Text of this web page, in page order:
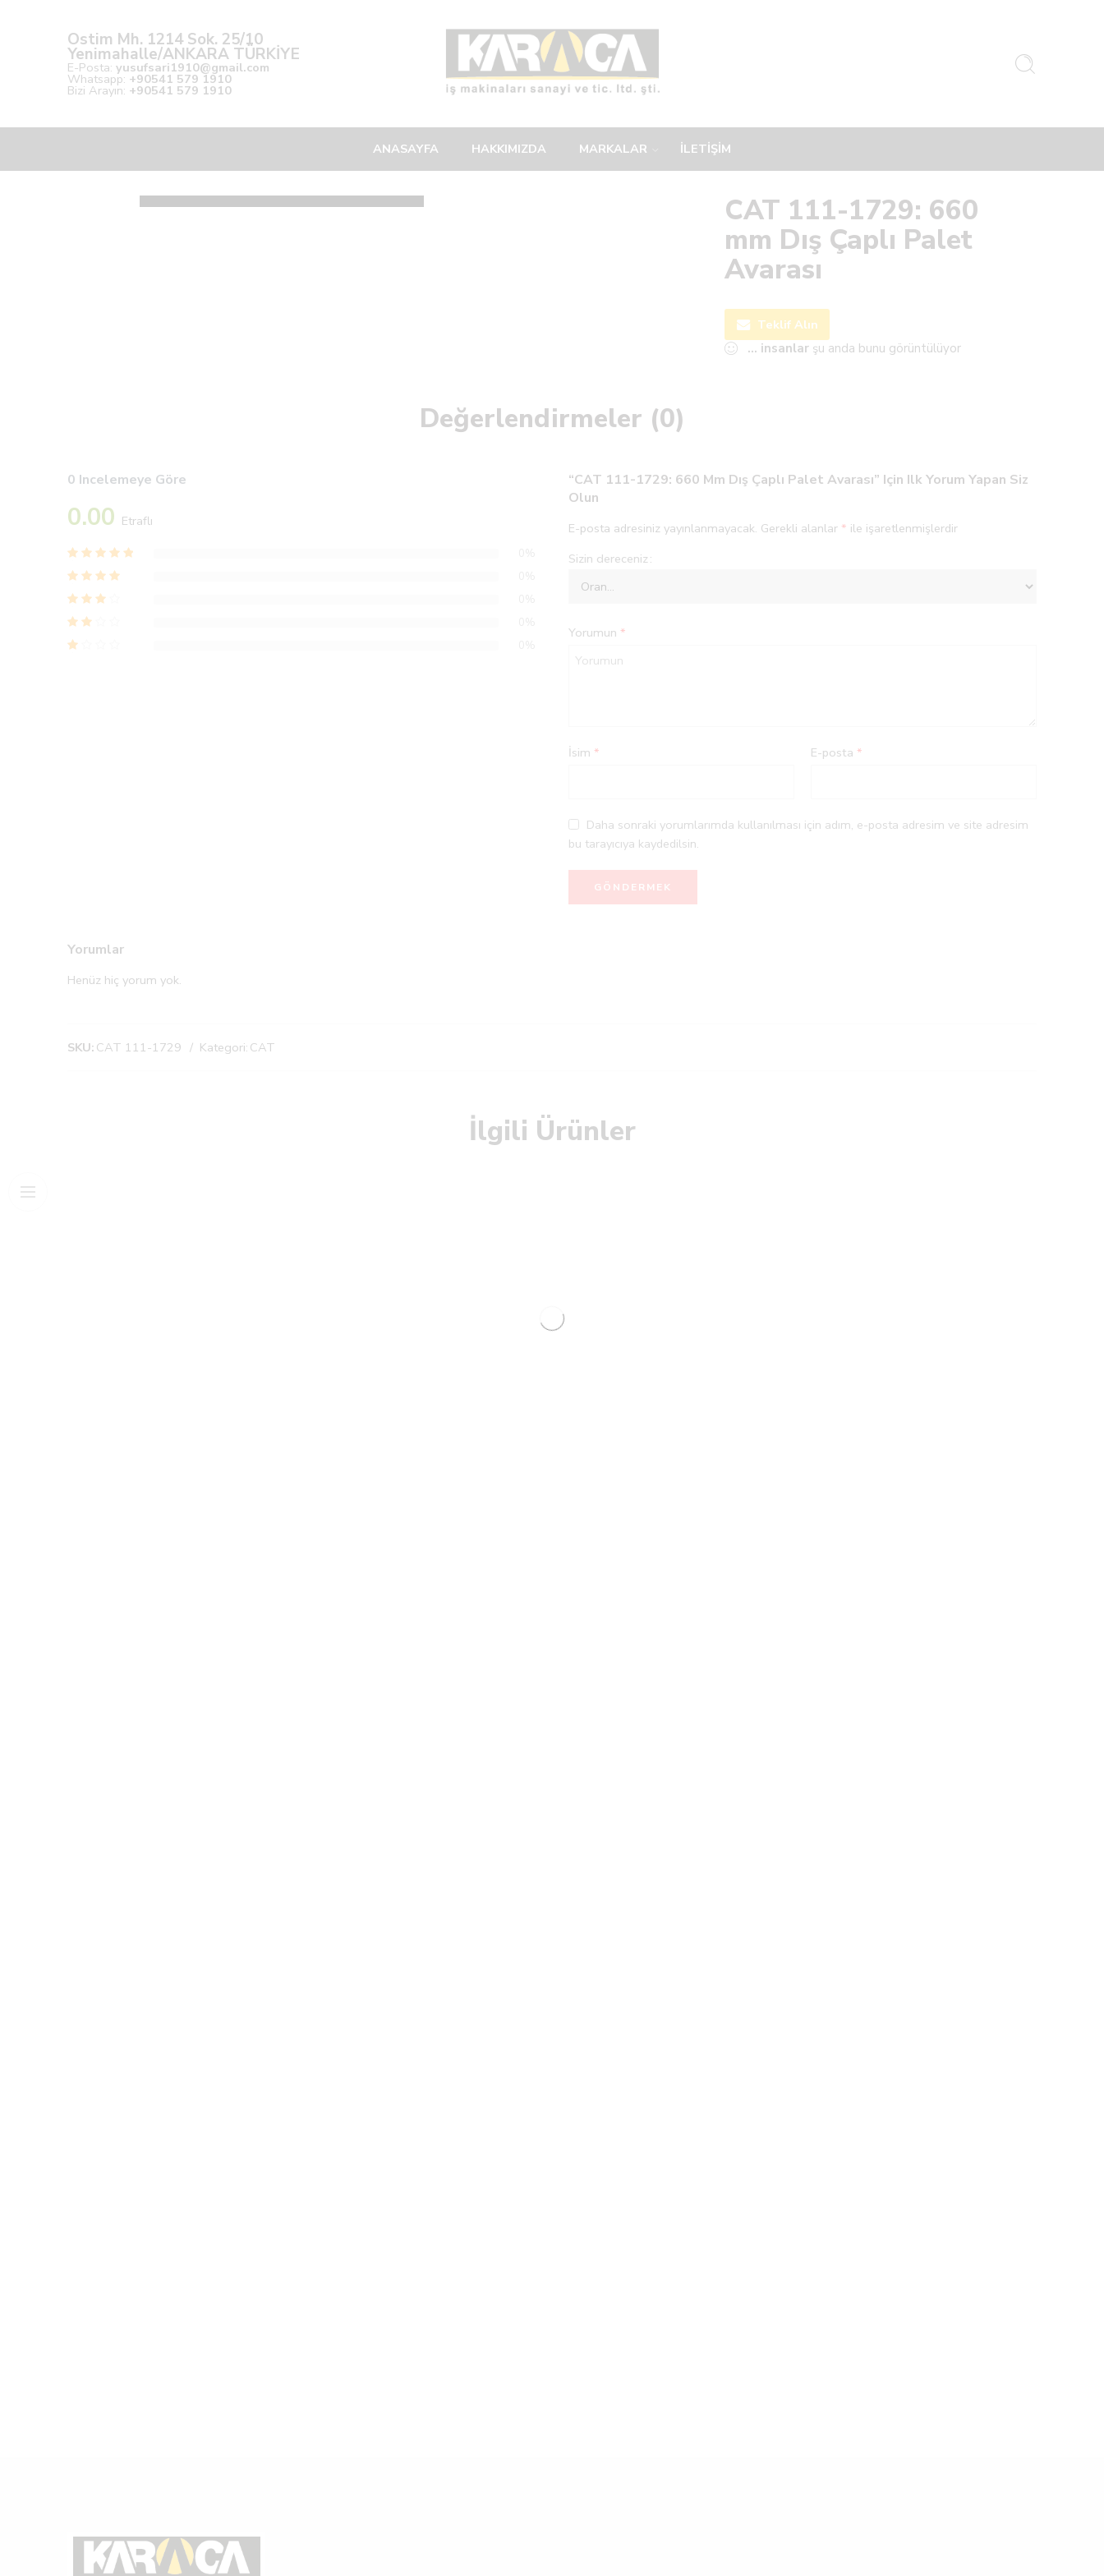
Ostim Mh. 1214 Sok. 25/10
Yenimahalle/ANKARA TÜRKİYE
E-Posta: yusufsari1910@gmail.com
Whatsapp: +90541 579 1910
Bizi Arayın: +90541 579 1910
ANASAYFA HAKKIMIZDA MARKALAR İLETİŞİM
CAT 111-1729: 660
mm Dış Çaplı Palet
Avarası
Teklif Alın
... insanlar şu anda bunu görüntülüyor
Değerlendirmeler (0)
0 Incelemeye Göre
0.00 Etraflı
“CAT 111-1729: 660 Mm Dış Çaplı Palet Avarası” Için Ilk Yorum Yapan Siz
Olun
E-posta adresiniz yayınlanmayacak. Gerekli alanlar * ile işaretlenmişlerdir
Sizin dereceniz
Yorumun *
İsim * E-posta *
Daha sonraki yorumlarımda kullanılması için adım, e-posta adresim ve site adresim
bu tarayıcıya kaydedilsin.
Yorumlar
Henüz hiç yorum yok.
SKU: CAT 111-1729 Kategori: CAT
İlgili Ürünler